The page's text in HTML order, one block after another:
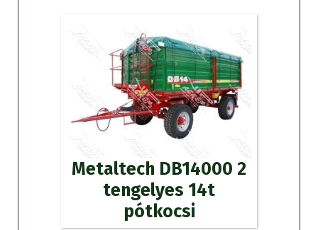
Metaltech DB14000 2
tengelyes 14t
pótkocsi